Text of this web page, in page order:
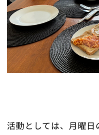
活動としては、月曜